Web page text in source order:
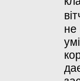
не